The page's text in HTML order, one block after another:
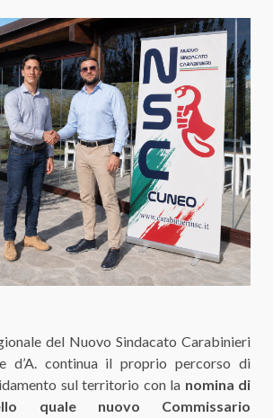
del Nuovo Sindacato Carabinieri
d’A. continua il proprio percorso di
sul territorio con la nomina di
quale nuovo Commissario